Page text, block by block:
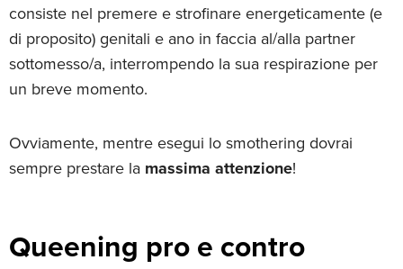
consiste nel premere e strofinare energeticamente (e
di proposito) genitali e ano in faccia al/alla partner
sottomesso/a, interrompendo la sua respirazione per
un breve momento.
Ovviamente, mentre esegui lo smothering dovrai
sempre prestare la massima attenzione!
Queening pro e contro